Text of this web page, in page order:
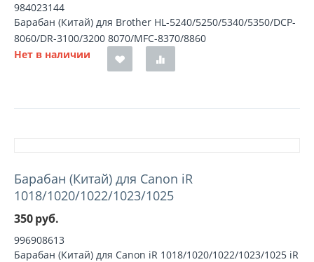
984023144
Барабан (Китай) для Brother HL-5240/5250/5340/5350/DCP-
8060/DR-3100/3200 8070/MFC-8370/8860
Нет в наличии
Барабан (Китай) для Canon iR
1018/1020/1022/1023/1025
350руб.
996908613
Барабан (Китай) для Canon iR 1018/1020/1022/1023/1025 iR